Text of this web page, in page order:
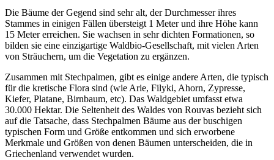
Die Bäume der Gegend sind sehr alt, der Durchmesser ihres
Stammes in einigen Fällen übersteigt 1 Meter und ihre Höhe kann
15 Meter erreichen. Sie wachsen in sehr dichten Formationen, so
bilden sie eine einzigartige Waldbio-Gesellschaft, mit vielen Arten
von Sträuchern, um die Vegetation zu ergänzen.
Zusammen mit Stechpalmen, gibt es einige andere Arten, die typisch
für die kretische Flora sind (wie Arie, Filyki, Ahorn, Zypresse,
Kiefer, Platane, Birnbaum, etc). Das Waldgebiet umfasst etwa
30.000 Hektar. Die Seltenheit des Waldes von Rouvas bezieht sich
auf die Tatsache, dass Stechpalmen Bäume aus der buschigen
typischen Form und Größe entkommen und sich erworbene
Merkmale und Größen von denen Bäumen unterscheiden, die in
Griechenland verwendet wurden.